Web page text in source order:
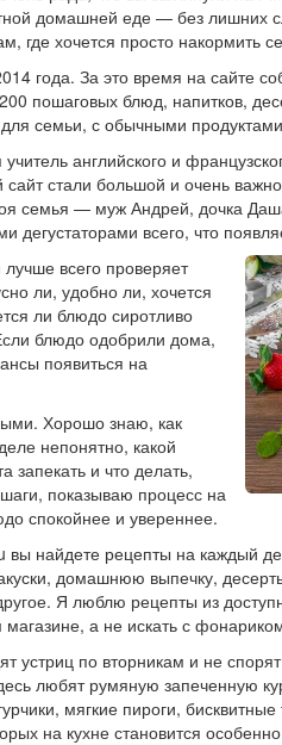
домашней еде — без лишних
где хочется просто накормить
года. За это время на сайте
пошаговых блюд, напитков,
семьи, с обычными
английского и
стали большой и очень
семья — муж Андрей, дочка
дегустаторами всего, что
всего проверяет
ли, удобно ли, хочется
ли блюдо сиротливо
блюдо одобрили дома,
появиться на
Хорошо знаю, как
непонятно, какой
запекать и что делать,
показываю процесс на
спокойнее и увереннее.
вы найдете рецепты на каждый
домашнюю выпечку,
Я люблю рецепты из
магазине, а не искать с
устриц по вторникам и не
любят румяную запеченную
мягкие пироги,
на кухне становится